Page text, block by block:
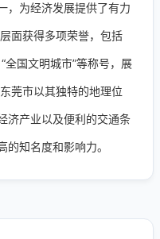
，为经济发展提供了有力
面获得多项荣誉，包括
全国文明城市”等称号，展
莞市以其独特的地理位
济产业以及便利的交通条
知名度和影响力。